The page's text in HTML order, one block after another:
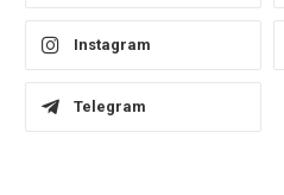
Instagram
Telegram